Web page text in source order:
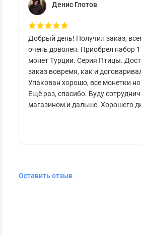
Денис Глотов
Добрый день! Получил заказ,
очень доволен. Приобрел набор
монет Турции. Серия Птицы.
заказ вовремя, как и
Упакован хорошо, все монетки
Ещё раз, спасибо. Буду
магазином и дальше. Хорошего
Оставить отзыв